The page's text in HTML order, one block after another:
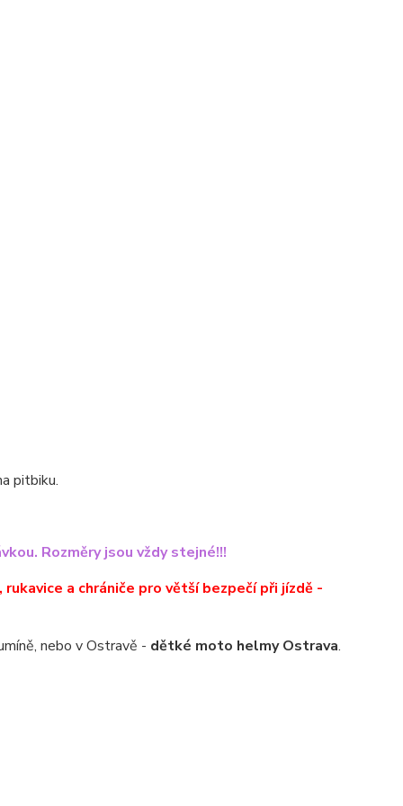
pitbiku.
Rozměry jsou vždy stejné!!!
a chrániče pro větší bezpečí při jízdě -
nebo v Ostravě - dětké moto helmy Ostrava.